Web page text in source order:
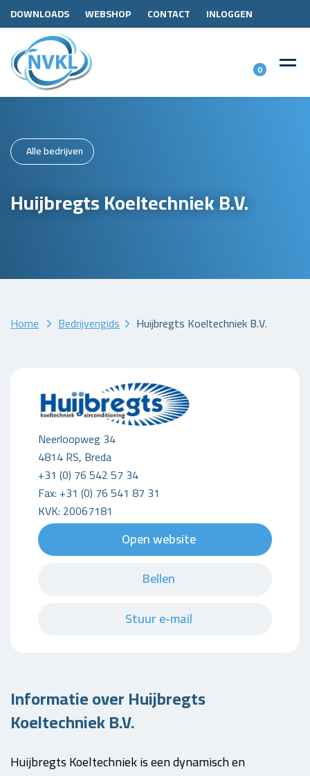
DOWNLOADS WEBSHOP CONTACT INLOGGEN
0
Alle bedrijven
Huijbregts Koeltechniek B.V.
Home Bedrijvengids Huijbregts Koeltechniek B.V.
Neerloopweg 34
4814 RS, Breda
+31 (0) 76 542 57 34
Fax: +31 (0) 76 541 87 31
KVK: 20067181
Open website
Bellen
Stuur e-mail
Informatie over Huijbregts
Koeltechniek B.V.
Huijbregts Koeltechniek is een dynamisch en